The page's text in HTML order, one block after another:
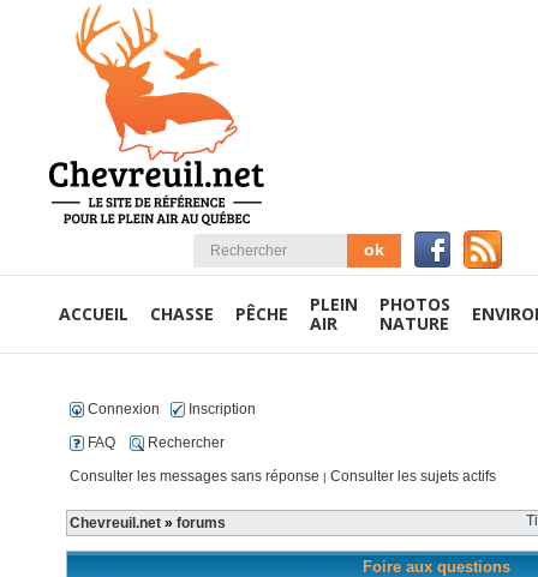
ACCUEIL CHASSE PÊCHE
PLEIN
AIR
PHOTOS
NATURE
Connexion
Inscription
FAQ
Rechercher
Consulter les messages sans réponse | Consulter les sujets actifs
Chevreuil.net » forums
Foire aux questions